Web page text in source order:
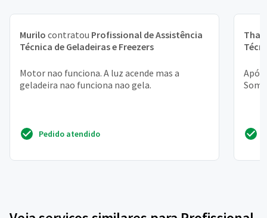
Murilo contratou Profissional de Assistência
Técnica de Geladeiras e Freezers
Motor nao funciona. A luz acende mas a
geladeira nao funciona nao gela.
Pedido atendido
Após